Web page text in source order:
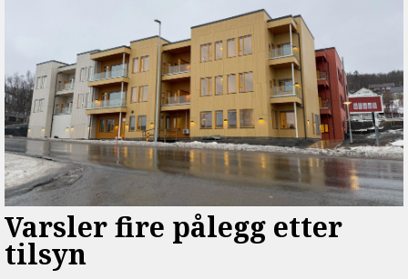
Varsler fire pålegg etter
tilsyn